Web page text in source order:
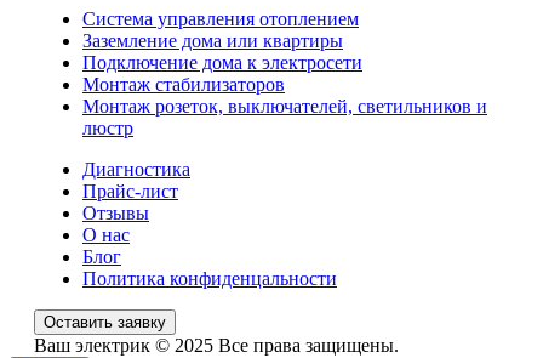
Система управления отоплением
Заземление дома или квартиры
Подключение дома к электросети
Монтаж стабилизаторов
Монтаж розеток, выключателей, светильников и
люстр
Диагностика
Прайс-лист
Отзывы
О нас
Блог
Политика конфиденцальности
Оставить заявку
Ваш электрик © 2025 Все права защищены.